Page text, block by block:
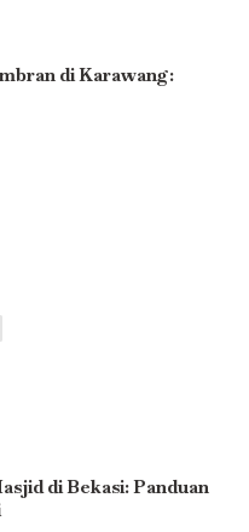
di Karawang:
di Bekasi: Panduan